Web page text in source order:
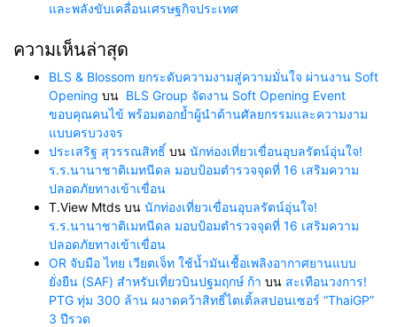
และพลังขับเคลื่อนเศรษฐกิจประเทศ
ความเห็นล่าสุด
BLS & Blossom ยกระดับความงามสู่ความมั่นใจ ผ่านงาน Soft
Opening บน BLS Group จัดงาน Soft Opening Event
ขอบคุณคนไข้ พร้อมตอกย้ำผู้นำด้านศัลยกรรมและความงาม
แบบครบวงจร
ประเสริฐ สุวรรณสิทธิ์ บน นักท่องเที่ยวเขื่อนอุบลรัตน์อุ่นใจ!
ร.ร.นานาชาติเมทนีดล มอบป้อมตำรวจจุดที่ 16 เสริมความ
ปลอดภัยทางเข้าเขื่อน
T.View Mtds บน นักท่องเที่ยวเขื่อนอุบลรัตน์อุ่นใจ!
ร.ร.นานาชาติเมทนีดล มอบป้อมตำรวจจุดที่ 16 เสริมความ
ปลอดภัยทางเข้าเขื่อน
OR จับมือ ไทย เวียตเจ็ท ใช้น้ำมันเชื้อเพลิงอากาศยานแบบ
ยั่งยืน (SAF) สำหรับเที่ยวบินปฐมฤกษ์ ก้า บน สะเทือนวงการ!
PTG ทุ่ม 300 ล้าน ผงาดคว้าสิทธิ์ไตเติ้ลสปอนเซอร์ “ThaiGP”
3 ปีรวด